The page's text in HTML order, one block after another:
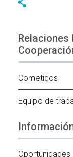
Relaciones
Cometidos
Equipo de
Oportunidades